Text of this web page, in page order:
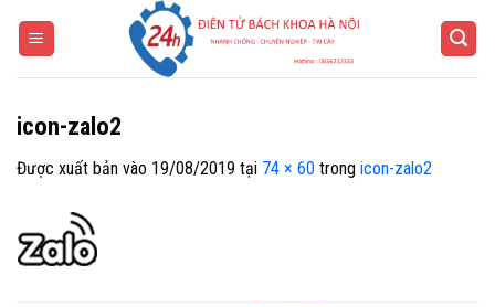
icon-zalo2
Được xuất bản vào 19/08/2019 tại 74 × 60 trong icon-zalo2